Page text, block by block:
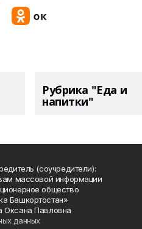
Рубрика "Еда и
напитки"
(соучредители):
массовой информации
общество
Башкортостан»
Оксана Павловна
данных